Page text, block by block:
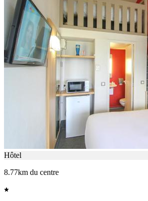
Hôtel
8.77km du centre